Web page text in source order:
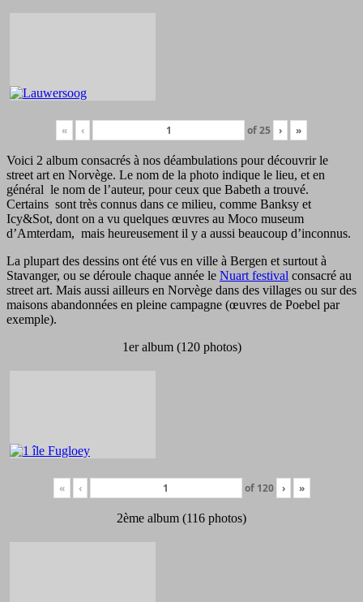
« ‹ of25 › »
Voici 2 album consacrés à nos déambulations pour découvrir le
street art en Norvège. Le nom de la photo indique le lieu, et en
général le nom de l’auteur, pour ceux que Babeth a trouvé.
Certains sont très connus dans ce milieu, comme Banksy et
Icy&Sot, dont on a vu quelques œuvres au Moco museum
d’Amterdam, mais heureusement il y a aussi beaucoup d’inconnus.
La plupart des dessins ont été vus en ville à Bergen et surtout à
Stavanger, ou se déroule chaque année le Nuart festival consacré au
street art. Mais aussi ailleurs en Norvège dans des villages ou sur des
maisons abandonnées en pleine campagne (œuvres de Poebel par
exemple).
1er album (120 photos)
« ‹ of 120 › »
2ème album (116 photos)